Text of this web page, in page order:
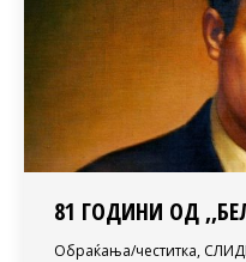
81 ГОДИНИ ОД
Обраќања/честитка,